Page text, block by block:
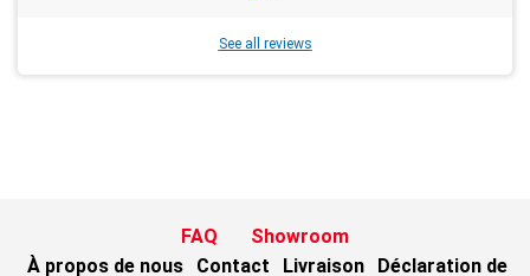
See all reviews
FAQ
Showroom
À propos de nous
Contact Livraison Déclaration de